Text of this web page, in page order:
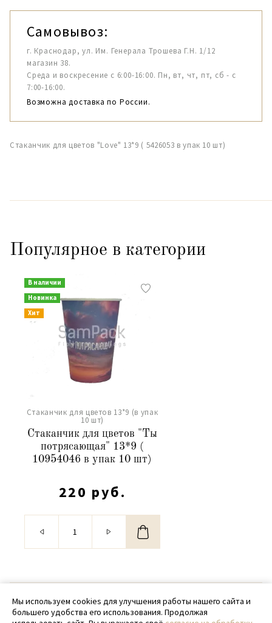
Самовывоз:
г. Краснодар, ул. Им. Генерала Трошева Г.Н. 1/12
магазин 38.
Среда и воскресение с 6:00-16:00. Пн, вт, чт, пт, сб - с
7:00-16:00.
Возможна доставка по России.
Стаканчик для цветов "Love" 13*9 ( 5426053 в упак 10 шт)
Популярное в категории
В наличии
Новинка
Хит
Стаканчик для цветов 13*9 (в упак
10 шт)
Стаканчик для цветов "Ты
потрясающая" 13*9 (
10954046 в упак 10 шт)
220 руб.
© 2020 - 2026 SamPack
Мы используем cookies для улучшения работы нашего сайта и
большего удобства его использования. Продолжая